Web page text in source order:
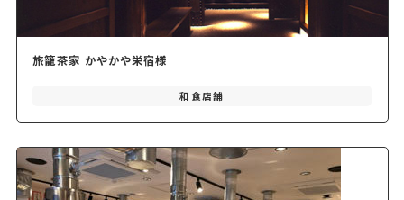
旅籠茶家 かやかや栄宿様
和食店舗